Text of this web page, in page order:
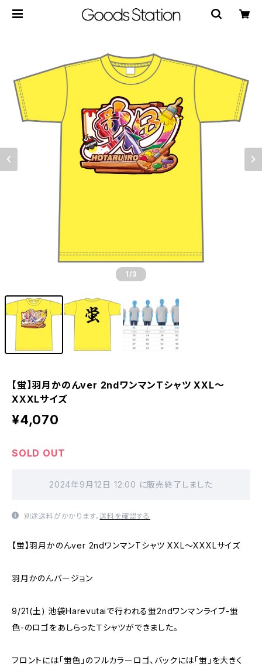
1 /3
【蛍】羽月かのんver 2ndワンマンTシャツ XXL〜
XXXLサイズ
¥4,070
SOLD OUT
2024年9月12日 12:00 に販売終了しました
別途送料がかかります。送料を確認する
【蛍】羽月かのんver 2ndワンマンTシャツ XXL〜XXXLサイズ
羽月かのんバージョン
9/21(土) 池袋Harevutaiで行われる蛍2ndワンマンライブ-蛍
色-のロゴをあしらったＴシャツができました。
フロントには「蛍色」のフルカラーロゴ、バックには「蛍」を大きく